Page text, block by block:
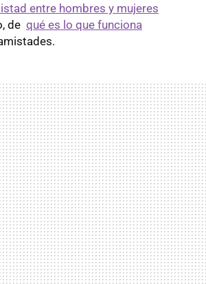
entre hombres y mujeres
de qué es lo que funciona